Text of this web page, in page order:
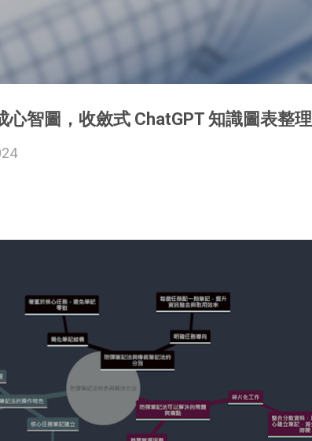
心智圖，收斂式 ChatGPT 知識圖表整理